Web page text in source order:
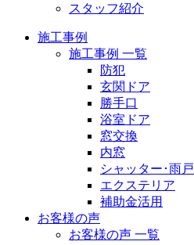
スタッフ紹介
施工事例
施工事例 一覧
防犯
玄関ドア
勝手口
浴室ドア
窓交換
内窓
シャッター･雨戸
エクステリア
補助金活用
お客様の声
お客様の声 一覧